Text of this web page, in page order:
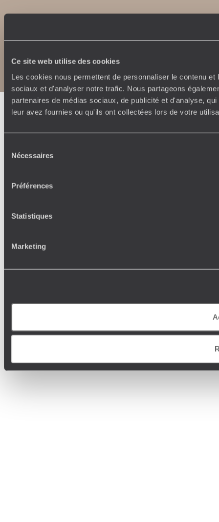
Ce site web utilise des cookies
Les cookies nous permettent de personnaliser le contenu
sociaux et d'analyser notre trafic. Nous partageons
partenaires de médias sociaux, de publicité et d'analyse,
leur avez fournies ou qu'ils ont collectées lors de votre
Nécessaires
Préférences
Statistiques
Marketing
Politique de confidentialité et de Cookies
Notice légale et CGU